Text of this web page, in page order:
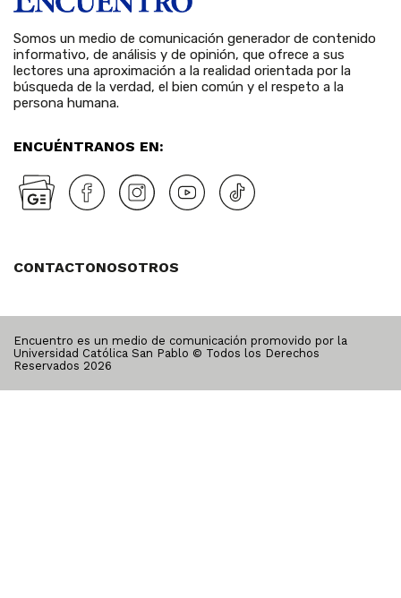
Somos un medio de comunicación generador de contenido
informativo, de análisis y de opinión, que ofrece a sus
lectores una aproximación a la realidad orientada por la
búsqueda de la verdad, el bien común y el respeto a la
persona humana.
ENCUÉNTRANOS EN:
CONTACTONOSOTROS
Encuentro es un medio de comunicación promovido por la
Universidad Católica San Pablo © Todos los Derechos
Reservados 2026